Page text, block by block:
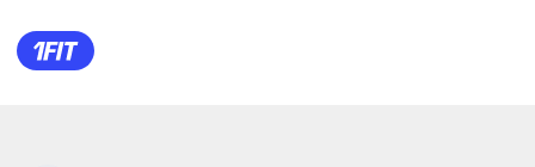
I rest all day without any